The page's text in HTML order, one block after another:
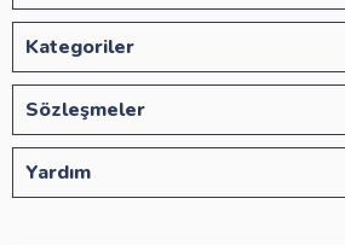
Kategoriler
Sözleşmeler
Yardım